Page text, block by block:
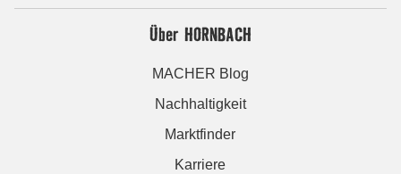
Über HORNBACH
MACHER Blog
Nachhaltigkeit
Marktfinder
Karriere